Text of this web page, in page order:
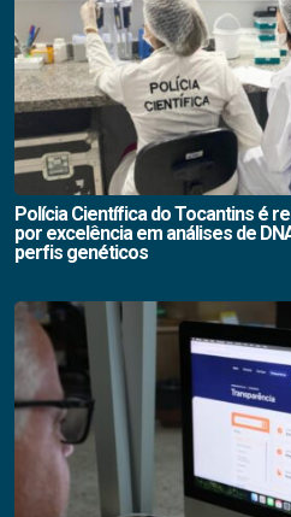
Polícia Científica do Tocantins é
por excelência em análises de
perfis genéticos